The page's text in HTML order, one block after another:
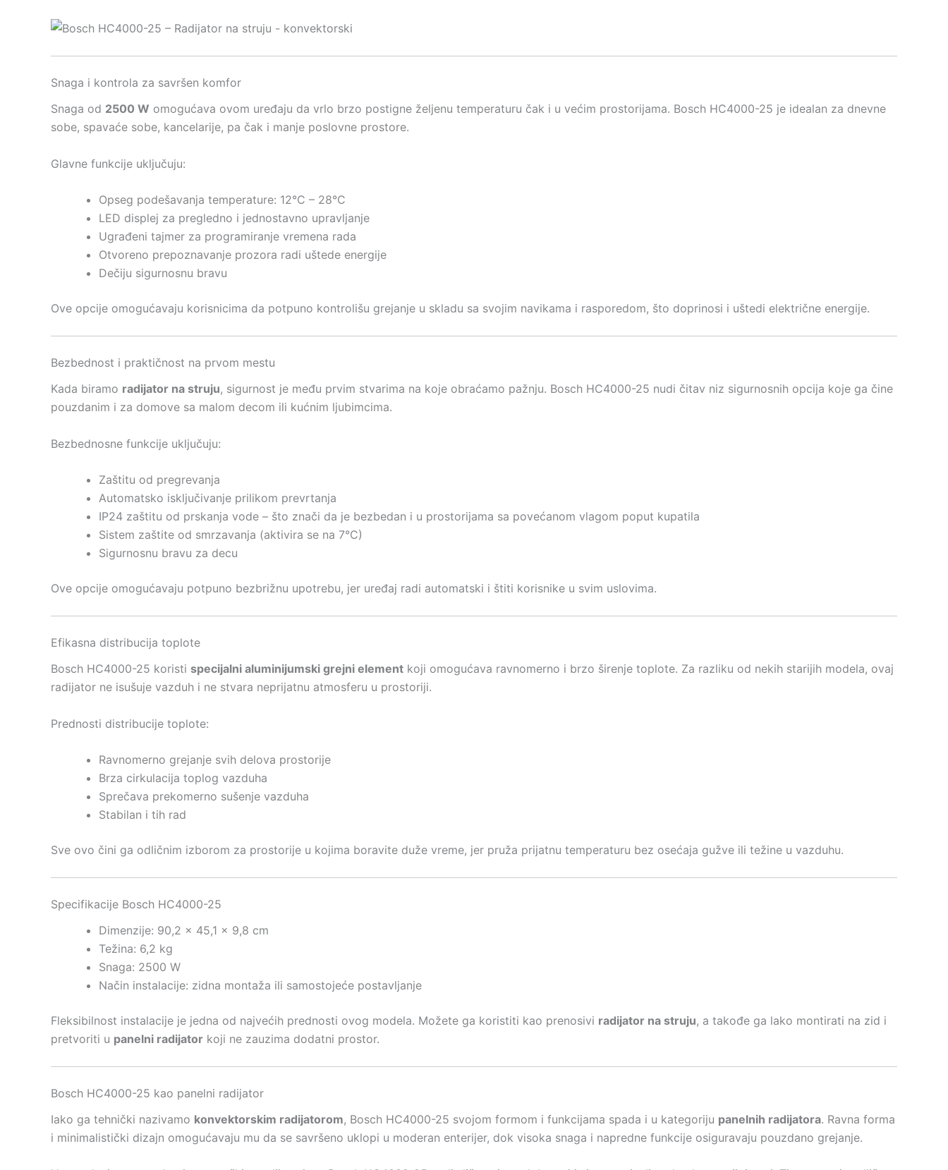
Snaga i kontrola za savršen komfor
Snaga od 2500 W omogućava ovom uređaju da vrlo brzo postigne željenu temperaturu čak i u većim prostorijama. Bosch HC4000-25 je idealan za dnevne
sobe, spavaće sobe, kancelarije, pa čak i manje poslovne prostore.
Glavne funkcije uključuju:
Opseg podešavanja temperature: 12°C – 28°C
LED displej za pregledno i jednostavno upravljanje
Ugrađeni tajmer za programiranje vremena rada
Otvoreno prepoznavanje prozora radi uštede energije
Dečiju sigurnosnu bravu
Ove opcije omogućavaju korisnicima da potpuno kontrolišu grejanje u skladu sa svojim navikama i rasporedom, što doprinosi i uštedi električne energije.
Bezbednost i praktičnost na prvom mestu
Kada biramo radijator na struju, sigurnost je među prvim stvarima na koje obraćamo pažnju. Bosch HC4000-25 nudi čitav niz sigurnosnih opcija koje ga čine
pouzdanim i za domove sa malom decom ili kućnim ljubimcima.
Bezbednosne funkcije uključuju:
Zaštitu od pregrevanja
Automatsko isključivanje prilikom prevrtanja
IP24 zaštitu od prskanja vode – što znači da je bezbedan i u prostorijama sa povećanom vlagom poput kupatila
Sistem zaštite od smrzavanja (aktivira se na 7°C)
Sigurnosnu bravu za decu
Ove opcije omogućavaju potpuno bezbrižnu upotrebu, jer uređaj radi automatski i štiti korisnike u svim uslovima.
Efikasna distribucija toplote
Bosch HC4000-25 koristi specijalni aluminijumski grejni element koji omogućava ravnomerno i brzo širenje toplote. Za razliku od nekih starijih modela, ovaj
radijator ne isušuje vazduh i ne stvara neprijatnu atmosferu u prostoriji.
Prednosti distribucije toplote:
Ravnomerno grejanje svih delova prostorije
Brza cirkulacija toplog vazduha
Sprečava prekomerno sušenje vazduha
Stabilan i tih rad
Sve ovo čini ga odličnim izborom za prostorije u kojima boravite duže vreme, jer pruža prijatnu temperaturu bez osećaja gužve ili težine u vazduhu.
Specifikacije Bosch HC4000-25
Dimenzije: 90,2 x 45,1 x 9,8 cm
Težina: 6,2 kg
Snaga: 2500 W
Način instalacije: zidna montaža ili samostojeće postavljanje
Fleksibilnost instalacije je jedna od najvećih prednosti ovog modela. Možete ga koristiti kao prenosivi radijator na struju, a takođe ga lako montirati na zid i
pretvoriti u panelni radijator koji ne zauzima dodatni prostor.
Bosch HC4000-25 kao panelni radijator
Iako ga tehnički nazivamo konvektorskim radijatorom, Bosch HC4000-25 svojom formom i funkcijama spada i u kategoriju panelnih radijatora. Ravna forma
i minimalistički dizajn omogućavaju mu da se savršeno uklopi u moderan enterijer, dok visoka snaga i napredne funkcije osiguravaju pouzdano grejanje.